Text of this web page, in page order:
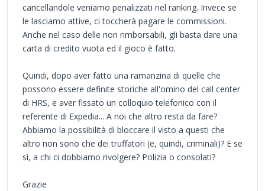
cancellandole veniamo penalizzati nel ranking. Invece se
le lasciamo attive, ci toccherà pagare le commissioni.
Anche nel caso delle non rimborsabili, gli basta dare una
carta di credito vuota ed il gioco è fatto.
Quindi, dopo aver fatto una ramanzina di quelle che
possono essere definite storiche all'omino del call center
di HRS, e aver fissato un colloquio telefonico con il
referente di Expedia... A noi che altro resta da fare?
Abbiamo la possibilità di bloccare il visto a questi che
altro non sono che dei truffatori (e, quindi, criminali)? E se
sì, a chi ci dobbiamo rivolgere? Polizia o consolati?
Grazie